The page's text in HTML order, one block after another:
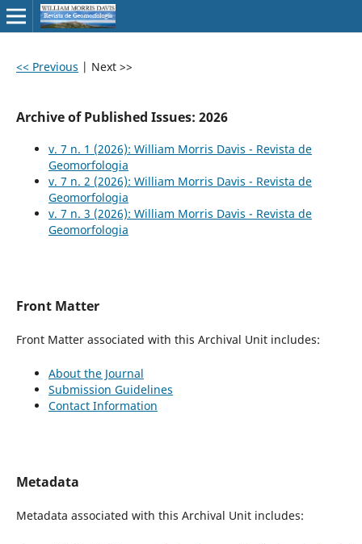
<< Previous | Next >>
Archive of Published Issues: 2026
v. 7 n. 1 (2026): William Morris Davis - Revista de
Geomorfologia
v. 7 n. 2 (2026): William Morris Davis - Revista de
Geomorfologia
v. 7 n. 3 (2026): William Morris Davis - Revista de
Geomorfologia
Front Matter
Front Matter associated with this Archival Unit includes:
About the Journal
Submission Guidelines
Contact Information
Metadata
Metadata associated with this Archival Unit includes: